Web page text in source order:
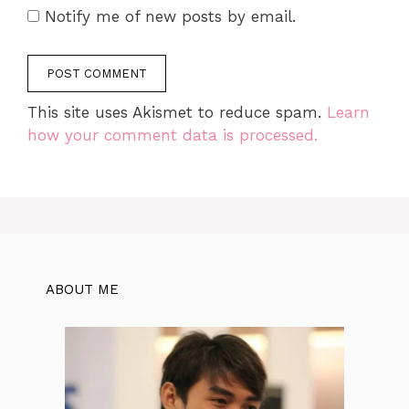
Notify me of new posts by email.
This site uses Akismet to reduce spam. Learn
how your comment data is processed.
ABOUT ME